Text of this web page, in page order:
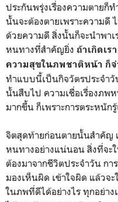
ประกันพรุ่งเรื่องความตายก็
นั้นจะต้องตายเพราะความดี
ด้วยความดี สิ่งนั้นก็จะนำพา
หนทางที่สำคัญยิ่ง ถ้าเกิดเ
ความสุขในภพชาติหน้า ก็จ
ทำแบบนี้เป็นกิจวัตรประจำวั
นั้นสืบไป ความเชื่อเรื่องภพ
มากขึ้น ก็เพราะการตระหนัก
จิตสุดท้ายก่อนตายนั้นสำคัญ
หนทางอย่างแน่นอน สิ่งที่จะ
ต้องมาจากชีวิตประจำวัน กา
มองเห็นผิด เข้าใจผิด แล้วจ
ในภพที่ดีได้อย่างไร ทุกอย่า